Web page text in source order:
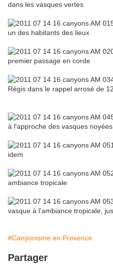
dans les vasques vertes
un des habitants des lieux
premier passage en corde
Régis dans le rappel arrosé de
à l'approche des vasques
idem
ambiance tropicale
vasque à l'ambiance tropicale,
#Canyonisme en Provence
Partager